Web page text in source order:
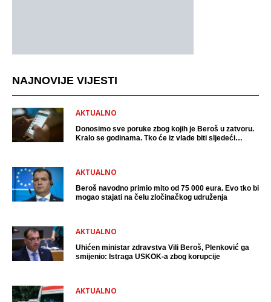
NAJNOVIJE VIJESTI
AKTUALNO
Donosimo sve poruke zbog kojih je Beroš u zatvoru.
Kralo se godinama. Tko će iz vlade biti sljedeći
AKTUALNO
Beroš navodno primio mito od 75 000 eura. Evo tko bi
mogao stajati na čelu zločinačkog udruženja
AKTUALNO
Uhićen ministar zdravstva Vili Beroš, Plenković ga
smijenio: Istraga USKOK-a zbog korupcije
AKTUALNO